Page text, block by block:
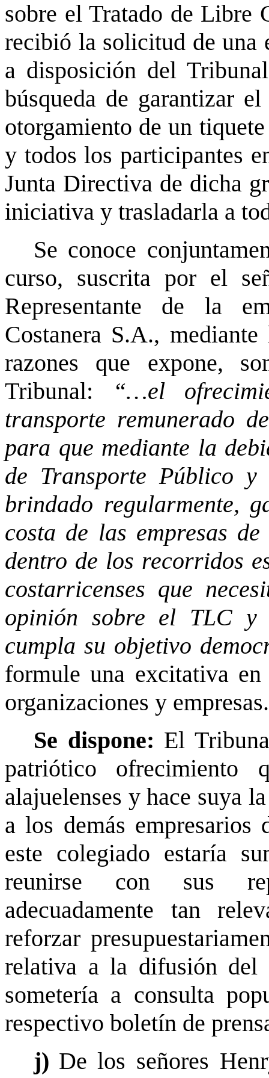
sobre el Tratado de Libre
recibió la solicitud de una
a disposición del
búsqueda de garantizar
otorgamiento de un
y todos los participantes
Junta Directiva de dicha
iniciativa y trasladarla a
Se conoce
curso, suscrita por el
Representante de la
Costanera S.A.,
razones que expone,
Tribunal:
“…el
transporte remunerado
para que mediante la
de Transporte Público
brindado regularmente,
costa de las empresas
dentro de los recorridos
costarricenses que
opinión sobre el TLC y
cumpla su objetivo
formule una excitativa
organizaciones y
Se dispone: El
patriótico ofrecimiento
alajuelenses y hace suya
a los demás empresarios
este colegiado estaría
reunirse con sus
adecuadamente tan
reforzar
relativa a la difusión del
sometería a consulta
respectivo boletín de
j) De los señores